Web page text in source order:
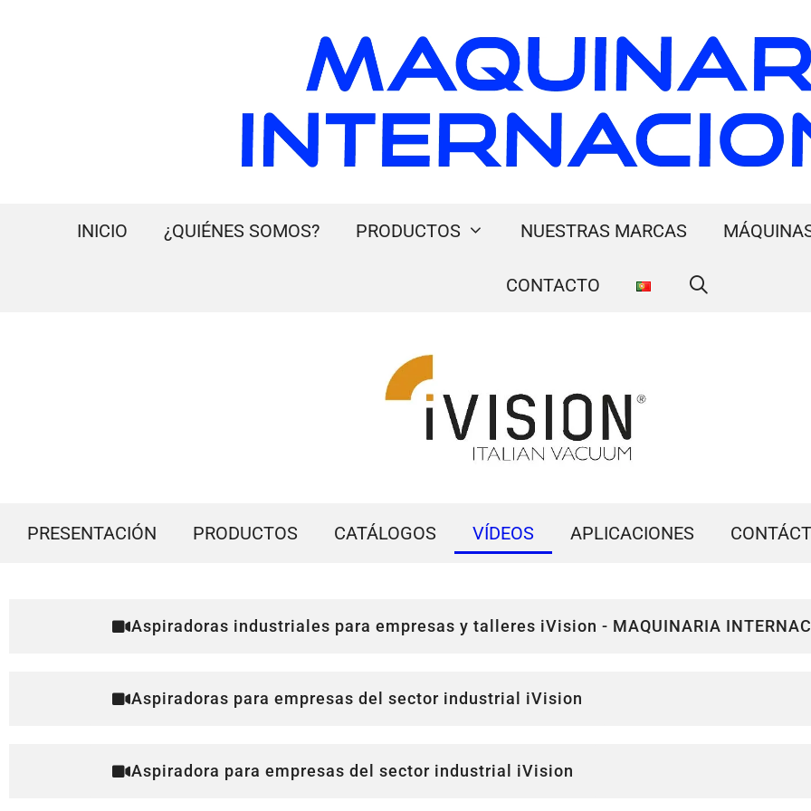
INICIO ¿QUIÉNES SOMOS? PRODUCTOS NUESTRAS MARCAS
CONTACTO
PRESENTACIÓN PRODUCTOS CATÁLOGOS VÍDEOS APLICACIONES
Aspiradoras industriales para empresas y talleres iVision - MAQUINARIA
Aspiradoras para empresas del sector industrial iVision
Aspiradora para empresas del sector industrial iVision